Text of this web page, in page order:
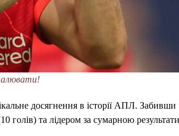
досягнення в історії АПЛ. Забивши
та лідером за сумарною